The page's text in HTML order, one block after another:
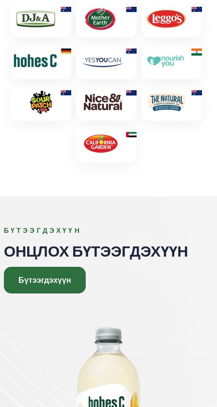
БҮТЭЭГДЭХҮҮН
ОНЦЛОХ БҮТЭЭГДЭХҮҮН
Бүтээгдэхүүн